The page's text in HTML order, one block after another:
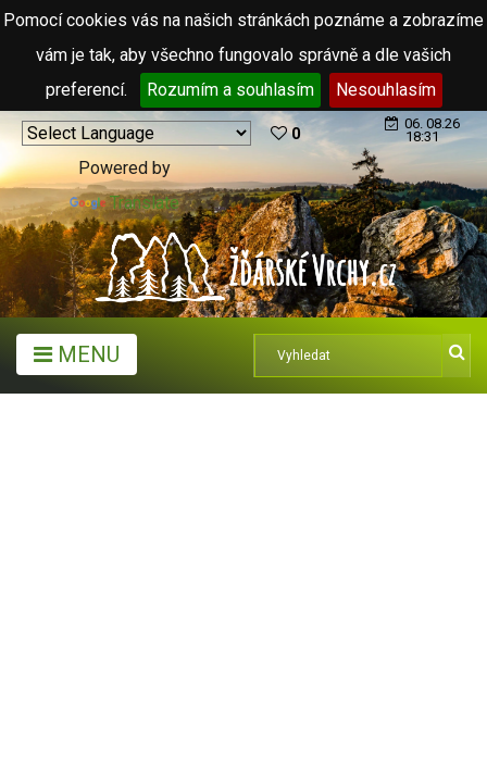
Pomocí cookies vás na našich stránkách poznáme a zobrazíme
vám je tak, aby všechno fungovalo správně a dle vašich
preferencí.
Rozumím a souhlasím Nesouhlasím
Powered by
Translate
0
06. 08.26
18:31
MENU